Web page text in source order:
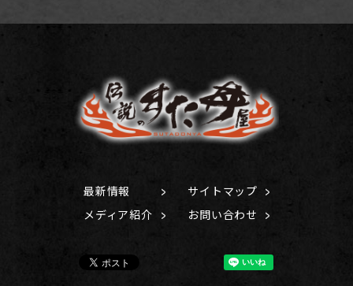
最新情報
メディア紹介
サイトマップ
お問い合わせ